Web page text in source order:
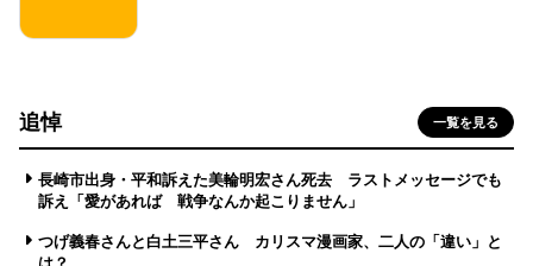
追悼 一覧を見る
長崎市出身・平和訴えた美輪明宏さん死去 ラストメッセージでも
訴え「愛があれば 戦争なんか起こりません」
つげ義春さんと白土三平さん カリスマ漫画家、二人の「違い」と